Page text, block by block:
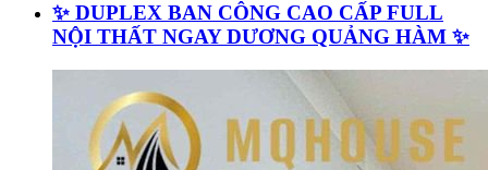
✨ DUPLEX BAN CÔNG CAO CẤP FULL
NỘI THẤT NGAY DƯƠNG QUẢNG HÀM ✨